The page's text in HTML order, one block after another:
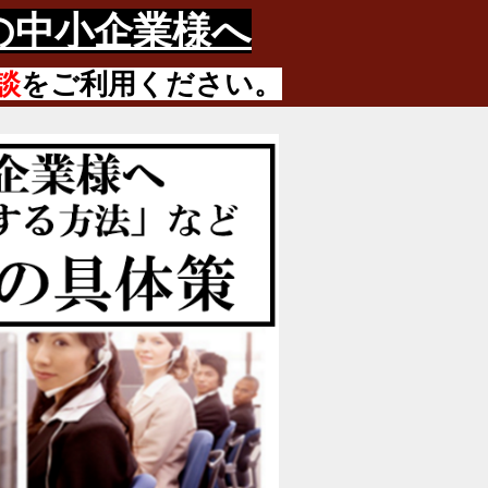
中小企業様へ
をご利用ください。